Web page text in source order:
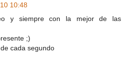
10:48
y siempre con la mejor de las
;)
cada segundo